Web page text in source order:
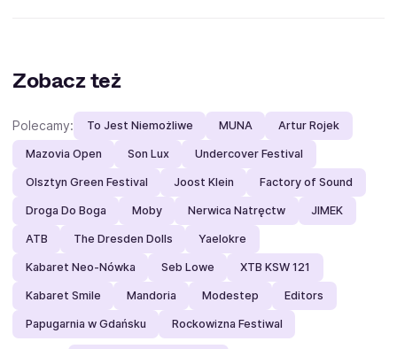
Zobacz też
Polecamy: To Jest Niemożliwe MUNA Artur Rojek
Mazovia Open Son Lux Undercover Festival
Olsztyn Green Festival Joost Klein Factory of Sound
Droga Do Boga Moby Nerwica Natręctw JIMEK
ATB The Dresden Dolls Yaelokre
Kabaret Neo-Nówka Seb Lowe XTB KSW 121
Kabaret Smile Mandoria Modestep Editors
Papugarnia w Gdańsku Rockowizna Festiwal